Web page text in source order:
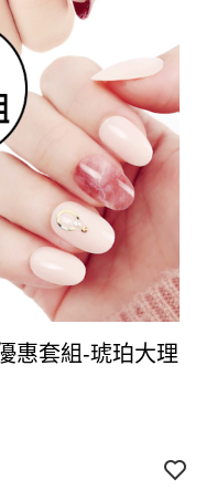
惠套組-琥珀大理